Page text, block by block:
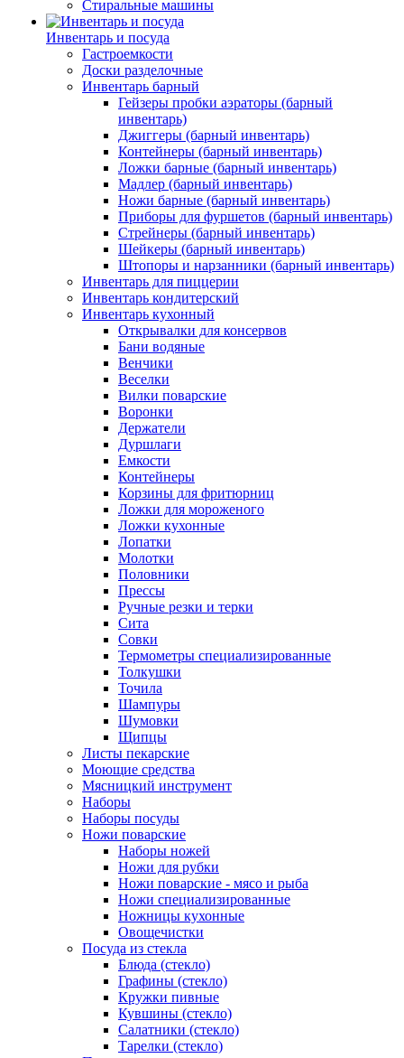
Стиральные машины
Инвентарь и посуда
Гастроемкости
Доски разделочные
Инвентарь барный
Гейзеры пробки аэраторы (барный
инвентарь)
Джиггеры (барный инвентарь)
Контейнеры (барный инвентарь)
Ложки барные (барный инвентарь)
Мадлер (барный инвентарь)
Ножи барные (барный инвентарь)
Приборы для фуршетов (барный инвентарь)
Стрейнеры (барный инвентарь)
Шейкеры (барный инвентарь)
Штопоры и нарзанники (барный инвентарь)
Инвентарь для пиццерии
Инвентарь кондитерский
Инвентарь кухонный
Открывалки для консервов
Бани водяные
Венчики
Веселки
Вилки поварские
Воронки
Держатели
Дуршлаги
Емкости
Контейнеры
Корзины для фритюрниц
Ложки для мороженого
Ложки кухонные
Лопатки
Молотки
Половники
Прессы
Ручные резки и терки
Сита
Совки
Термометры специализированные
Толкушки
Точила
Шампуры
Шумовки
Щипцы
Листы пекарские
Моющие средства
Мясницкий инструмент
Наборы
Наборы посуды
Ножи поварские
Наборы ножей
Ножи для рубки
Ножи поварские - мясо и рыба
Ножи специализированные
Ножницы кухонные
Овощечистки
Посуда из стекла
Блюда (стекло)
Графины (стекло)
Кружки пивные
Кувшины (стекло)
Салатники (стекло)
Тарелки (стекло)